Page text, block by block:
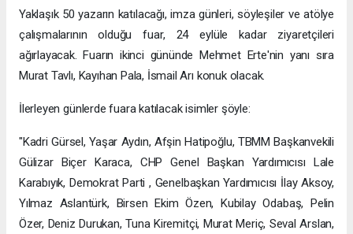
Yaklaşık 50 yazarın katılacağı, imza günleri, söyleşiler ve atölye
çalışmalarının olduğu fuar, 24 eylüle kadar ziyaretçileri
ağırlayacak. Fuarın ikinci gününde Mehmet Erte'nin yanı sıra
Murat Tavlı, Kayıhan Pala, İsmail Arı konuk olacak.
İlerleyen günlerde fuara katılacak isimler şöyle:
"Kadri Gürsel, Yaşar Aydın, Afşin Hatipoğlu, TBMM Başkanvekili
Gülizar Biçer Karaca, CHP Genel Başkan Yardımıcısı Lale
Karabıyık, Demokrat Parti , Genelbaşkan Yardımıcısı İlay Aksoy,
Yılmaz Aslantürk, Birsen Ekim Özen, Kubilay Odabaş, Pelin
Özer, Deniz Durukan, Tuna Kiremitçi, Murat Meriç, Seval Arslan,